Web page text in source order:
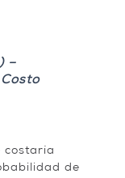
–
costaría
de